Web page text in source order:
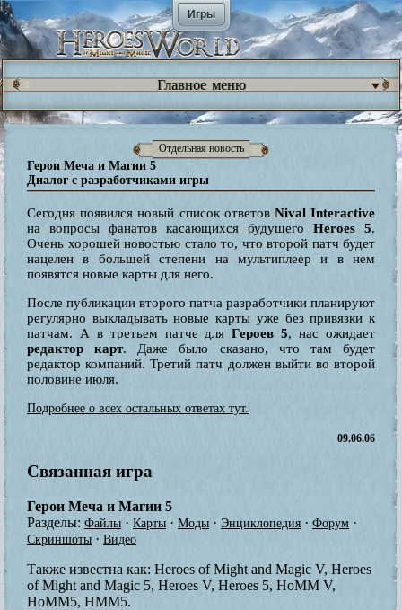
Игры
Главное меню
Отдельная новость
Герои Меча и Магии 5
Диалог с разработчиками игры
Сегодня появился новый список ответов Nival Interactive
на вопросы фанатов касающихся будущего Heroes 5.
Очень хорошей новостью стало то, что второй патч будет
нацелен в большей степени на мультиплеер и в нем
появятся новые карты для него.
После публикации второго патча разработчики планируют
регулярно выкладывать новые карты уже без привязки к
патчам. А в третьем патче дляГероев 5, нас ожидает
редактор карт. Даже было сказано, что там будет
редактор компаний. Третий патч должен выйти во второй
половине июля.
Подробнее о всех остальных ответах тут.
09.06.06
Связанная игра
Герои Меча и Магии 5
Разделы: Файлы · Карты · Моды · Энциклопедия · Форум ·
Скриншоты · Видео
Также известна как: Heroes of Might and Magic V, Heroes
of Might and Magic 5, Heroes V, Heroes 5, HoMM V,
HoMM5, HMM5.